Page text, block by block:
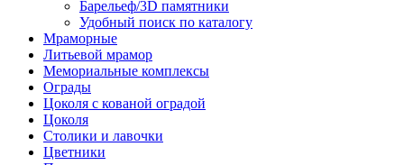
Барельеф/3D памятники
Удобный поиск по каталогу
Мраморные
Литьевой мрамор
Мемориальные комплексы
Ограды
Цоколя с кованой оградой
Цоколя
Столики и лавочки
Цветники